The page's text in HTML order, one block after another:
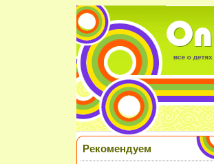
Рекомендуем